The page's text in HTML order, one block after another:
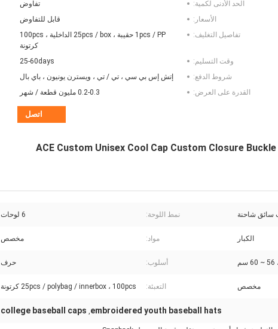
الحد الأدنى لكمية:
تفاوض
الأسعار:
قابل للتفاوض
تفاصيل التغليف:
1pcs / PP حقيبة ، 25pcs / box الداخلية ، 100pcs
كرتونة
وقت التسليم:
25-60days
شروط الدفع:
إتش إس بي سي ، تي / تي ، ويسترن يونيون ، باي بال
القدرة على العرض:
0.2-0.3 مليون قطعة / شهر
اتصل
ACE Custom Unisex Cool Cap Custom Closure
نمط اللوحة: 6 لوحات
الكبار مواد: مخصص
أسلوب: حرف
مخصص التعبئة: 25pcs / polybag / innerbox ، 100pcs كرتونة
embroidered youth baseball hats
,
college baseball caps